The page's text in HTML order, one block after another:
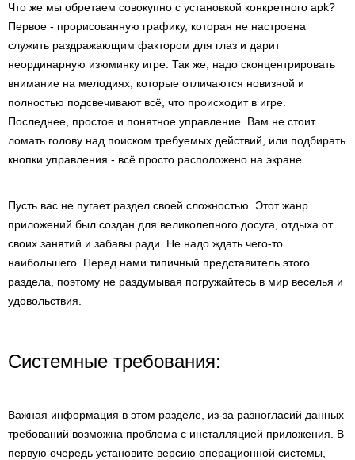
Что же мы обретаем совокупно с установкой конкретного apk?
Первое - прорисованную графику, которая не настроена
служить раздражающим фактором для глаз и дарит
неординарную изюминку игре. Так же, надо сконцентрировать
внимание на мелодиях, которые отличаются новизной и
полностью подсвечивают всё, что происходит в игре.
Последнее, простое и понятное управление. Вам не стоит
ломать голову над поиском требуемых действий, или подбирать
кнопки управления - всё просто расположено на экране.
Пусть вас не пугает раздел своей сложностью. Этот жанр
приложений был создан для великолепного досуга, отдыха от
своих занятий и забавы ради. Не надо ждать чего-то
наибольшего. Перед нами типичный представитель этого
раздела, поэтому не раздумывая погружайтесь в мир веселья и
удовольствия.
Системные требования:
Важная информация в этом разделе, из-за разногласий данных
требований возможна проблема с инсталляцией приложения. В
первую очередь установите версию операционной системы,